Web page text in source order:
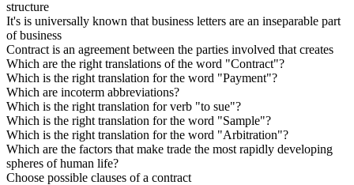
structure
It's is universally known that business letters are an inseparable part
of business
Contract is an agreement between the parties involved that creates
Which are the right translations of the word "Contract"?
Which is the right translation for the word "Payment"?
Which are incoterm abbreviations?
Which is the right translation for verb "to sue"?
Which is the right translation for the word "Sample"?
Which is the right translation for the word "Arbitration"?
Which are the factors that make trade the most rapidly developing
spheres of human life?
Choose possible clauses of a contract